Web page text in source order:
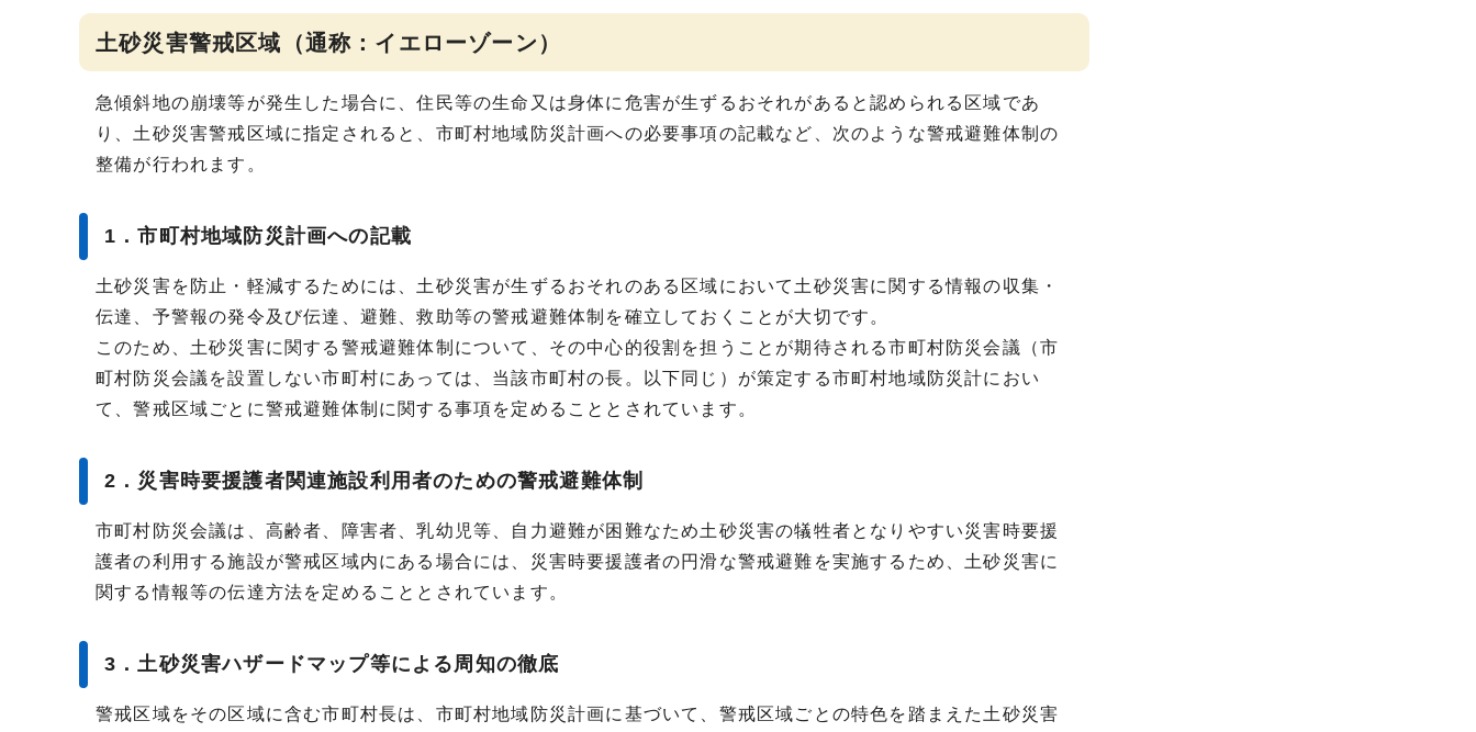
土砂災害警戒区域（通称：イエローゾーン）
急傾斜地の崩壊等が発生した場合に、住民等の生命又は身体に危害が生ずるおそれがあると認められる区域であ
り、土砂災害警戒区域に指定されると、市町村地域防災計画への必要事項の記載など、次のような警戒避難体制の
整備が行われます。
1．市町村地域防災計画への記載
土砂災害を防止・軽減するためには、土砂災害が生ずるおそれのある区域において土砂災害に関する情報の収集・
伝達、予警報の発令及び伝達、避難、救助等の警戒避難体制を確立しておくことが大切です。
このため、土砂災害に関する警戒避難体制について、その中心的役割を担うことが期待される市町村防災会議（市
町村防災会議を設置しない市町村にあっては、当該市町村の長。以下同じ）が策定する市町村地域防災計におい
て、警戒区域ごとに警戒避難体制に関する事項を定めることとされています。
2．災害時要援護者関連施設利用者のための警戒避難体制
市町村防災会議は、高齢者、障害者、乳幼児等、自力避難が困難なため土砂災害の犠牲者となりやすい災害時要援
護者の利用する施設が警戒区域内にある場合には、災害時要援護者の円滑な警戒避難を実施するため、土砂災害に
関する情報等の伝達方法を定めることとされています。
3．土砂災害ハザードマップ等による周知の徹底
警戒区域をその区域に含む市町村長は、市町村地域防災計画に基づいて、警戒区域ごとの特色を踏まえた土砂災害